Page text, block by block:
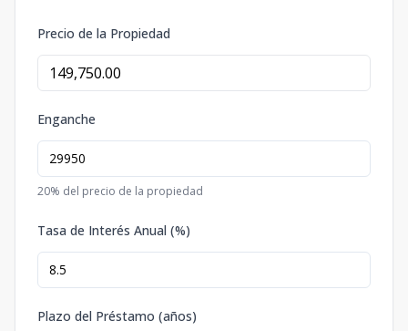
Precio de la Propiedad
Enganche
20% del precio de la propiedad
Tasa de Interés Anual (%)
Plazo del Préstamo (años)